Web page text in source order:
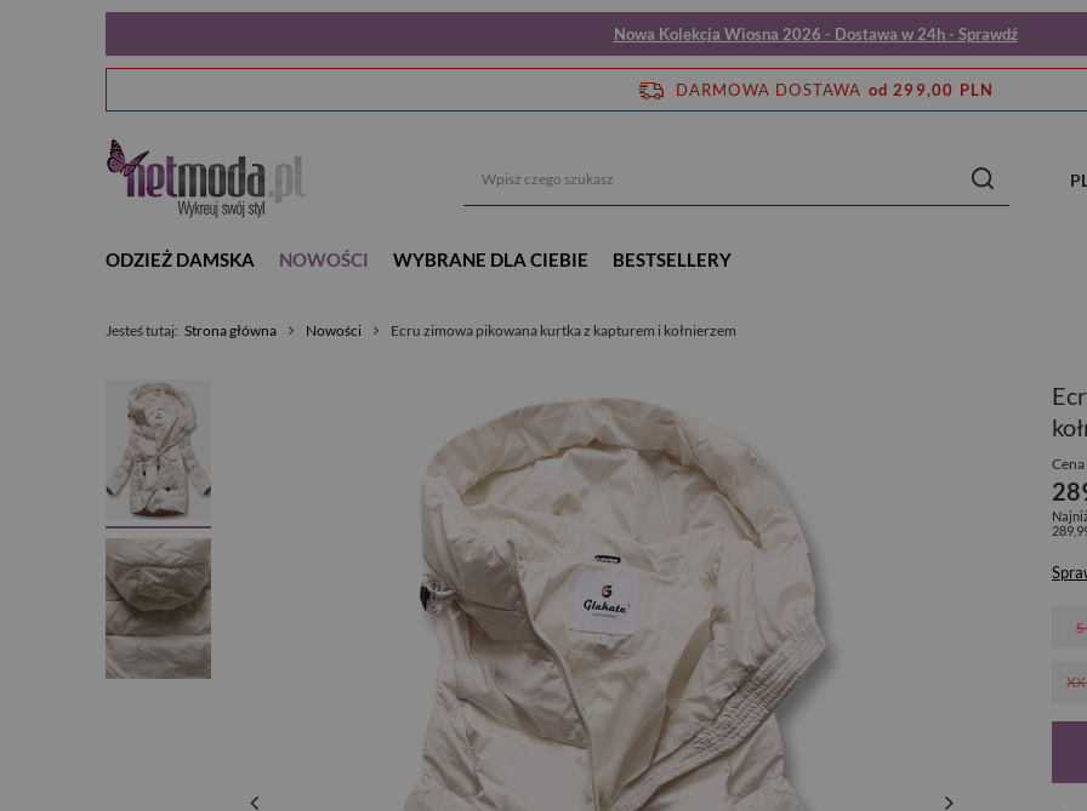
Nowa Kolekcja Wiosna 2026 - Dostawa w 24h - Sprawdź
DARMOWA DOSTAWA od 299,00 PLN
ODZIEŻ DAMSKA NOWOŚCI WYBRANE DLA CIEBIE BESTSELLERY
Jesteś tutaj: Strona główna Nowości Ecru zimowa pikowana kurtka z kapturem i kołnierzem